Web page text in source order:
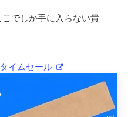
こでしか手に入らない貴
イムセール